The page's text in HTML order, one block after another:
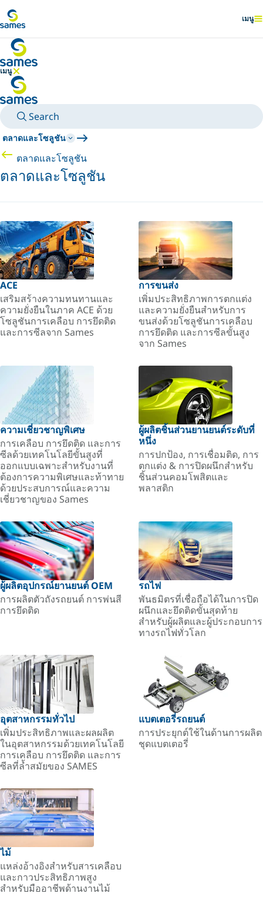
แสดง
เมนู
เมนู
ซ่อนเมนู
Search
ตลาดและโซลูชัน
ตลาดและโซลูชัน
ตลาดและโซลูชัน
ACE
เสริมสร้างความทนทานและ
ความยั่งยืนในภาค ACE ด้วย
โซลูชันการเคลือบ การยึดติด
และการซีลจาก Sames
การขนส่ง
เพิ่มประสิทธิภาพการตกแต่ง
และความยั่งยืนสำหรับการ
ขนส่งด้วยโซลูชันการเคลือบ
การยึดติด และการซีลขั้นสูง
จาก Sames
ความเชี่ยวชาญพิเศษ
การเคลือบ การยึดติด และการ
ซีลด้วยเทคโนโลยีขั้นสูงที่
ออกแบบเฉพาะสำหรับงานที่
ต้องการความพิเศษและท้าทาย
ด้วยประสบการณ์และความ
เชี่ยวชาญของ Sames
ผู้ผลิตชิ้นส่วนยานยนต์ระดับที่
หนึ่ง
การปกป้อง, การเชื่อมติด, การ
ตกแต่ง & การปิดผนึกสำหรับ
ชิ้นส่วนคอมโพสิตและ
พลาสติก
ผู้ผลิตอุปกรณ์ยานยนต์ OEM
การผลิตตัวถังรถยนต์ การพ่นสี
การยึดติด
รถไฟ
พันธมิตรที่เชื่อถือได้ในการปิด
ผนึกและยึดติดขั้นสุดท้าย
สำหรับผู้ผลิตและผู้ประกอบการ
ทางรถไฟทั่วโลก
อุตสาหกรรมทั่วไป
เพิ่มประสิทธิภาพและผลผลิต
ในอุตสาหกรรมด้วยเทคโนโลยี
การเคลือบ การยึดติด และการ
ซีลที่ล้ำสมัยของ SAMES
แบตเตอรี่รถยนต์
การประยุกต์ใช้ในด้านการผลิต
ชุดแบตเตอรี่
ไม้
แหล่งอ้างอิงสำหรับสารเคลือบ
และกาวประสิทธิภาพสูง
สำหรับมืออาชีพด้านงานไม้